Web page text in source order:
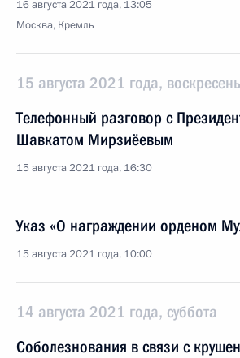
16 августа 2021 года, 13:05
Москва, Кремль
15 августа 2021 года,
Телефонный разговор с
Шавкатом Мирзиёевым
15 августа 2021 года, 16:30
Указ «О награждении орденом
15 августа 2021 года, 10:00
14 августа 2021 года, суббота
Соболезнования в связи с